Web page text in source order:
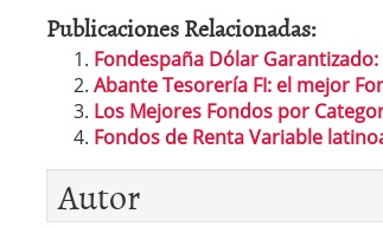
Publicaciones Relacionadas:
Fondespaña Dólar
Abante Tesorería FI: el mejor
Los Mejores Fondos por
Fondos de Renta Variable
Autor